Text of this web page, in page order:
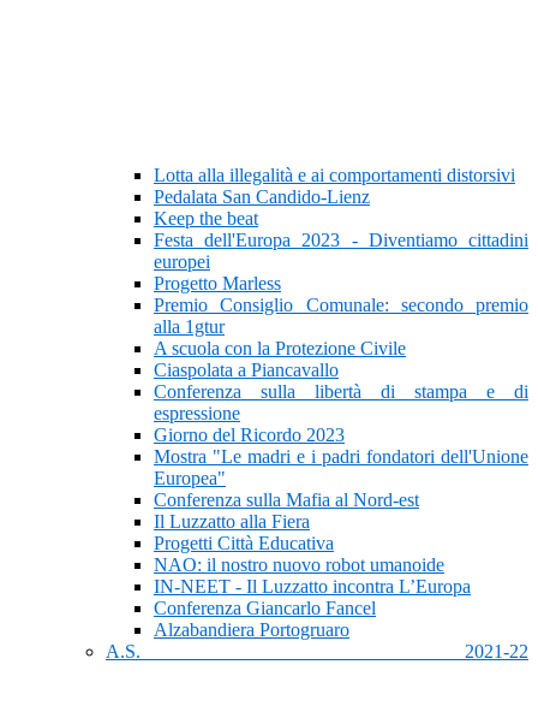
Lotta alla illegalità e ai comportamenti distorsivi
Pedalata San Candido-Lienz
Keep the beat
Festa dell'Europa 2023 - Diventiamo cittadini
europei
Progetto Marless
Premio Consiglio Comunale: secondo premio
alla 1gtur
A scuola con la Protezione Civile
Ciaspolata a Piancavallo
Conferenza sulla libertà di stampa e di
espressione
Giorno del Ricordo 2023
Mostra "Le madri e i padri fondatori dell'Unione
Europea"
Conferenza sulla Mafia al Nord-est
Il Luzzatto alla Fiera
Progetti Città Educativa
NAO: il nostro nuovo robot umanoide
IN-NEET - Il Luzzatto incontra L’Europa
Conferenza Giancarlo Fancel
Alzabandiera Portogruaro
A.S. 2021-22